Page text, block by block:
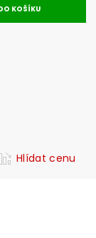
Hlídat cenu